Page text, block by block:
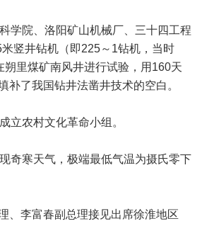
院、洛阳矿山机械厂、三十四工程
竖井钻机（即225～1钻机，当时
朔里煤矿南风井进行试验，用160天
补了我国钻井法凿井技术的空白。
农村文化革命小组。
寒天气，极端最低气温为摄氏零下
李富春副总理接见出席徐淮地区